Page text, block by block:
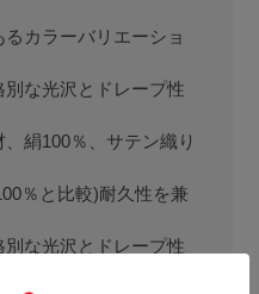
カラーバリエーショ
な光沢とドレープ性
絹100％、サテン織り
％と比較)耐久性を兼
な光沢とドレープ性